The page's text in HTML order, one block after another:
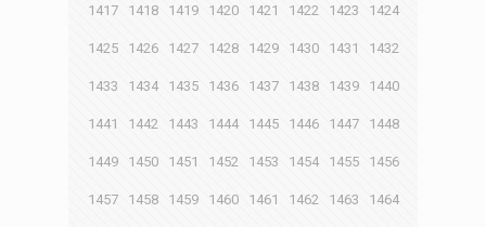
1417 1418 1419 1420 1421 1422 1423 1424
1425 1426 1427 1428 1429 1430 1431 1432
1433 1434 1435 1436 1437 1438 1439 1440
1441 1442 1443 1444 1445 1446 1447 1448
1449 1450 1451 1452 1453 1454 1455 1456
1457 1458 1459 1460 1461 1462 1463 1464